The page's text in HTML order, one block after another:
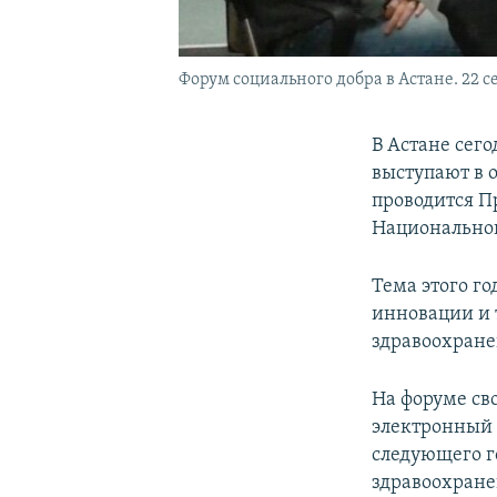
Форум социального добра в Астане. 22
В Астане
выступают в
проводится
Тема этого
инновации и
На форуме
электронный
следующего